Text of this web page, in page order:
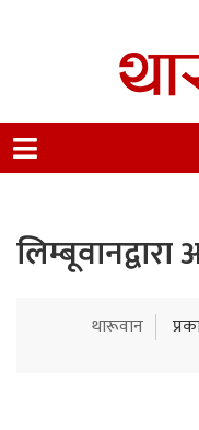
Nepal.
थारूवान